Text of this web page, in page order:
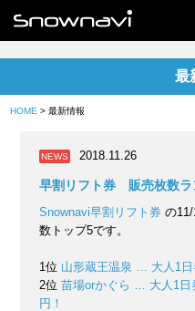
最
HOME > 最新情報
NEWS 2018.11.26
早割リフト券 販売枚数ラ
Snownavi早割リフト券 の
数トップ5です。
1位 山形蔵王温泉 … 大人1
2位 苗場orかぐら … 大人1
円！